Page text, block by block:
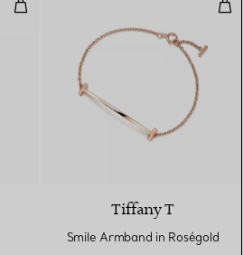
Tiffany T
Smile Armband in Roségold